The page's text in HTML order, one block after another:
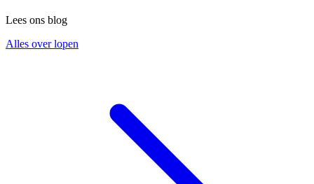
Lees ons blog
Alles over lopen